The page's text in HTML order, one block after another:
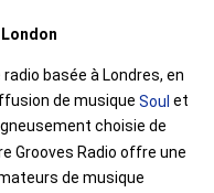
basée à Londres, en
de musique Soul et
choisie de
Grooves Radio offre une
de musique